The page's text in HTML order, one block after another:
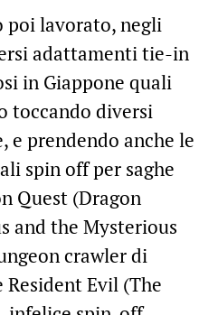
poi lavorato, negli
adattamenti tie-in
in Giappone quali
toccando diversi
e prendendo anche le
spin off per saghe
Quest (Dragon
and the Mysterious
crawler di
Evil (The